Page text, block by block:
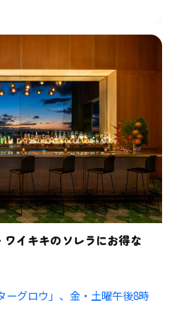
ワイキキのソレラにお得な
ーグロウ」、金・土曜午後8時